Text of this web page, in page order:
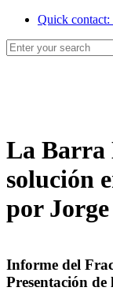
Quick
La Barra
solución
por
Informe del
Presentación